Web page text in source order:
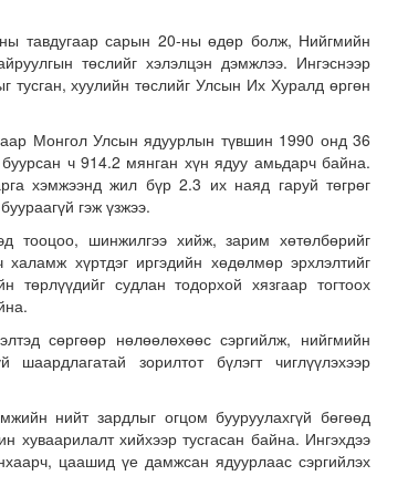
байна
тавдугаар сарын 20-ны өдөр болж, Нийгмийн
төслийг хэлэлцэн дэмжлээ. Ингэснээр
тусган, хуулийн төслийг Улсын Их Хуралд өргөн
Монгол Улсын ядуурлын түвшин 1990 онд 36
ч 914.2 мянган хүн ядуу амьдарч байна.
хэмжээнд жил бүр 2.3 их наяд гаруй төгрөг
гэж үзжээ.
тооцоо, шинжилгээ хийж, зарим хөтөлбөрийг
хүртдэг иргэдийн хөдөлмөр эрхлэлтийг
судлан тодорхой хязгаар тогтоох
сөргөөр нөлөөлөхөөс сэргийлж, нийгмийн
зорилтот бүлэгт чиглүүлэхээр
нийт зардлыг огцом бууруулахгүй бөгөөд
хуваарилалт хийхээр тусгасан байна. Ингэхдээ
цаашид үе дамжсан ядуурлаас сэргийлэх